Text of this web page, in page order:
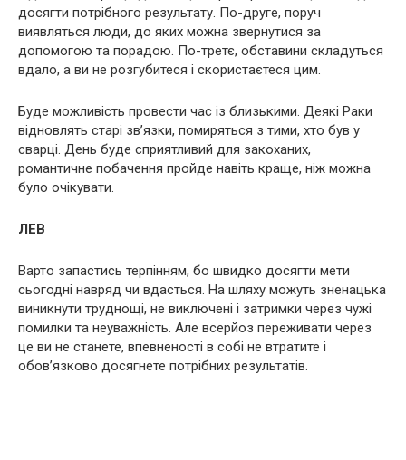
досягти потрібного результату. По-друге, поруч
виявляться люди, до яких можна звернутися за
допомогою та порадою. По-третє, обставини складуться
вдало, а ви не розгубитеся і скористаєтеся цим.
Буде можливість провести час із близькими. Деякі Раки
відновлять старі зв’язки, помиряться з тими, хто був у
сварці. День буде сприятливий для закоханих,
романтичне побачення пройде навіть краще, ніж можна
було очікувати.
ЛЕВ
Варто запастись терпінням, бо швидко досягти мети
сьогодні навряд чи вдасться. На шляху можуть зненацька
виникнути труднощі, не виключені і затримки через чужі
помилки та неуважність. Але всерйоз переживати через
це ви не станете, впевненості в собі не втратите і
обов’язково досягнете потрібних результатів.